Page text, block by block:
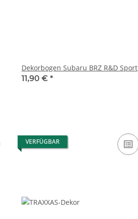
Dekorbogen Subaru BRZ R&D Sport
11,90 € *
VERFÜGBAR